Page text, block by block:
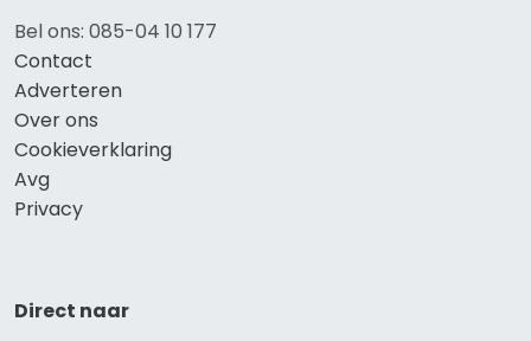
Bel ons: 085-04 10 177
Contact
Adverteren
Over ons
Cookieverklaring
Avg
Privacy
Direct naar